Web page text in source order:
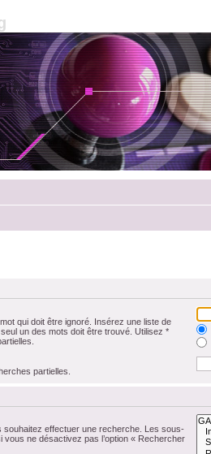
qui doit être ignoré. Insérez une liste de
un des mots doit être trouvé. Utilisez *
partielles.
effectuer une recherche. Les sous-
ne désactivez pas l’option « Rechercher